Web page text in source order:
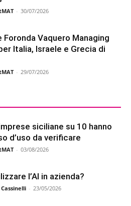
- 30/07/2026
Foronda Vaquero Managing
Italia, Israele e Grecia di
- 29/07/2026
siciliane su 10 hanno
d’uso da verificare
- 03/08/2026
l’AI in azienda?
- 23/05/2026